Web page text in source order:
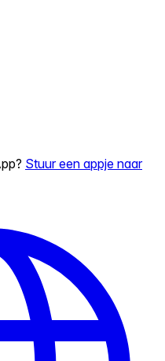
Stuur een appje naar